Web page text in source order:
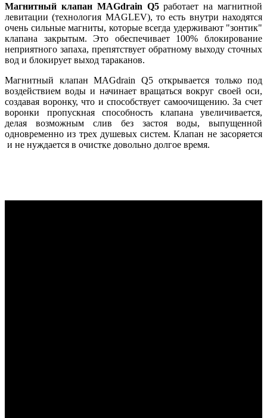
Магнитный клапан MAGdrain Q5работает на магнитной
левитации (технология MAGLEV), то есть внутри находятся
очень сильные магниты, которыe всегда удерживают "зонтик"
клапана закрытым. Это обеспечивает 100% блокирование
неприятного запаха, препятствует обратному выходу сточных
вод и блокирует выход тараканов.
Магнитный клапан MAGdrain Q5 открывается только под
воздействием воды и начинает вращаться вокруг своей оси,
создавая воронку, что и способствует самоочищению. За счет
воронки пропускная способность клапана увеличивается,
делая возможным слив без застоя воды, выпущенной
одновременно из трех душевых систем. Клапан не засоряется
и не нуждается в очистке довольно долгое время.